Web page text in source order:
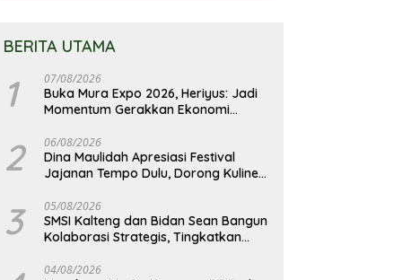
BERITA UTAMA
1 07/08/2026
Buka Mura Expo 2026, Heriyus: Jadi
Momentum Gerakkan Ekonomi
2 06/08/2026
Dina Maulidah Apresiasi Festival
Jajanan Tempo Dulu, Dorong Kuliner
3 05/08/2026
SMSI Kalteng dan Bidan Sean Bangun
Kolaborasi Strategis, Tingkatkan
04/08/2026